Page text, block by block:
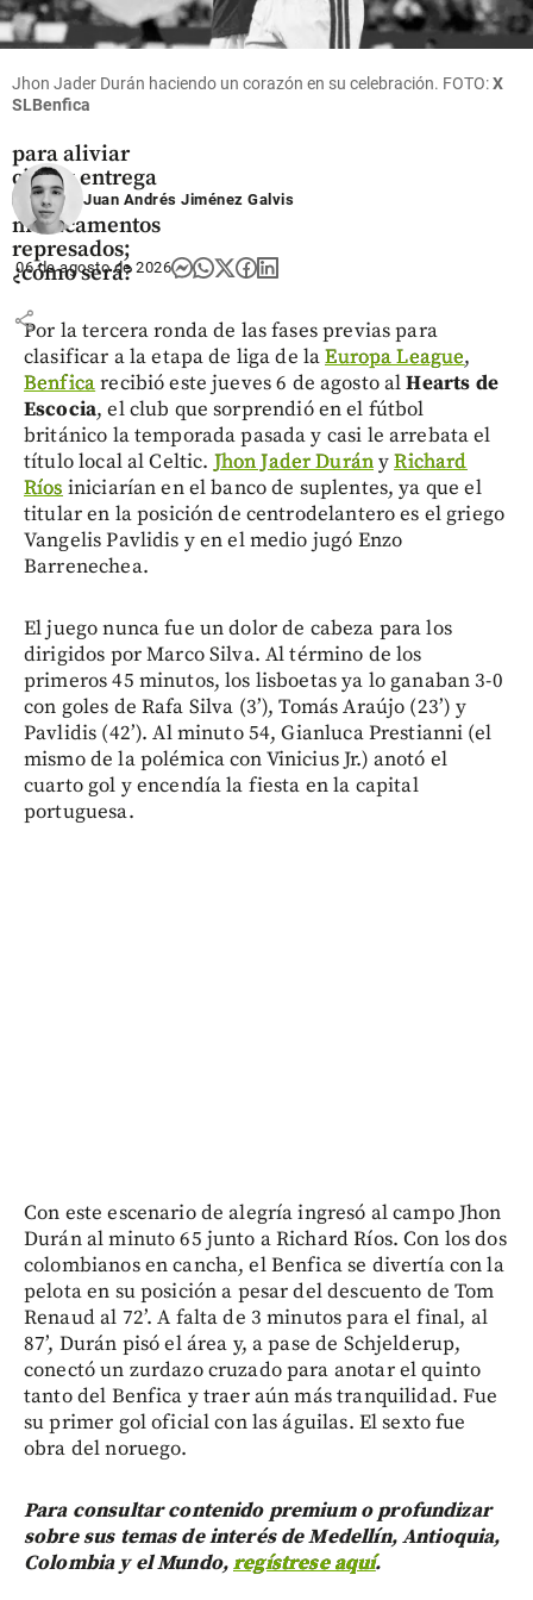
Salud
designada
anunció plan
para aliviar
citas y entrega
de
medicamentos
represados;
¿cómo será?
share
Jhon Jader Durán haciendo un corazón en su celebración. FOTO:X
SLBenfica
Juan Andrés Jiménez Galvis
06 de agosto de 2026
Por la tercera ronda de las fases previas para
clasificar a la etapa de liga de laEuropa League,
Benficarecibió este jueves 6 de agosto alHearts de
Escocia, el club que sorprendió en el fútbol
británico la temporada pasada y casi le arrebata el
título local al Celtic. Jhon Jader DurányRichard
Ríos iniciarían en el banco de suplentes, ya que el
titular en la posición de centrodelantero es el griego
Vangelis Pavlidis y en el medio jugó Enzo
Barrenechea.
El juego nunca fue un dolor de cabeza para los
dirigidos por Marco Silva. Al término de los
primeros 45 minutos, los lisboetas ya lo ganaban 3-0
con goles de Rafa Silva (3’), Tomás Araújo (23’) y
Pavlidis (42’). Al minuto 54, Gianluca Prestianni (el
mismo de la polémica con Vinicius Jr.) anotó el
cuarto gol y encendía la fiesta en la capital
portuguesa.
Con este escenario de alegría ingresó al campo Jhon
Durán al minuto 65 junto a Richard Ríos. Con los dos
colombianos en cancha, el Benfica se divertía con la
pelota en su posición a pesar del descuento de Tom
Renaud al 72’. A falta de 3 minutos para el final, al
87’, Durán pisó el área y, a pase de Schjelderup,
conectó un zurdazo cruzado para anotar el quinto
tanto del Benfica y traer aún más tranquilidad. Fue
su primer gol oficial con las águilas. El sexto fue
obra del noruego.
Para consultar contenido premium o profundizar
sobre sus temas de interés de Medellín, Antioquia,
Colombia y el Mundo,regístrese aquí.